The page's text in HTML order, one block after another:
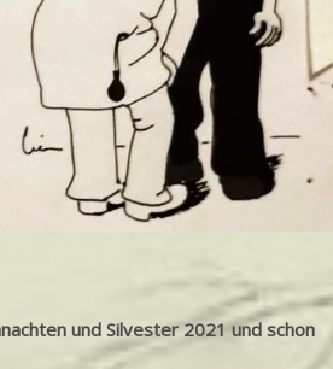
und Silvester 2021 und schon